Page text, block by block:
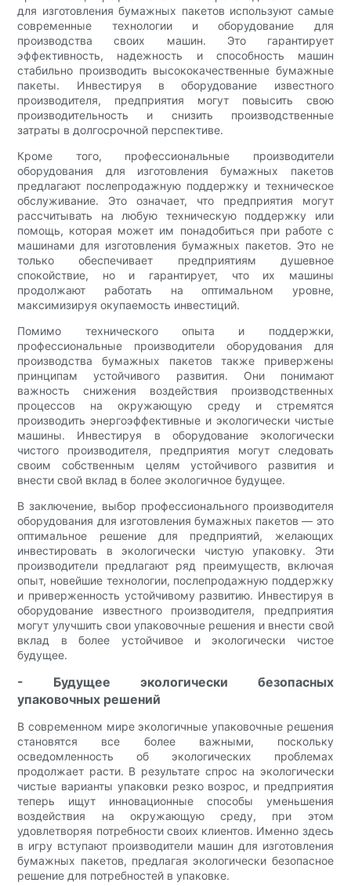
для изготовления бумажных пакетов используют самые
современные технологии и оборудование для
производства своих машин. Это гарантирует
эффективность, надежность и способность машин
стабильно производить высококачественные бумажные
пакеты. Инвестируя в оборудование известного
производителя, предприятия могут повысить свою
производительность и снизить производственные
затраты в долгосрочной перспективе.
Кроме того, профессиональные производители
оборудования для изготовления бумажных пакетов
предлагают послепродажную поддержку и техническое
обслуживание. Это означает, что предприятия могут
рассчитывать на любую техническую поддержку или
помощь, которая может им понадобиться при работе с
машинами для изготовления бумажных пакетов. Это не
только обеспечивает предприятиям душевное
спокойствие, но и гарантирует, что их машины
продолжают работать на оптимальном уровне,
максимизируя окупаемость инвестиций.
Помимо технического опыта и поддержки,
профессиональные производители оборудования для
производства бумажных пакетов также привержены
принципам устойчивого развития. Они понимают
важность снижения воздействия производственных
процессов на окружающую среду и стремятся
производить энергоэффективные и экологически чистые
машины. Инвестируя в оборудование экологически
чистого производителя, предприятия могут следовать
своим собственным целям устойчивого развития и
внести свой вклад в более экологичное будущее.
В заключение, выбор профессионального производителя
оборудования для изготовления бумажных пакетов — это
оптимальное решение для предприятий, желающих
инвестировать в экологически чистую упаковку. Эти
производители предлагают ряд преимуществ, включая
опыт, новейшие технологии, послепродажную поддержку
и приверженность устойчивому развитию. Инвестируя в
оборудование известного производителя, предприятия
могут улучшить свои упаковочные решения и внести свой
вклад в более устойчивое и экологически чистое
будущее.
- Будущее экологически безопасных
упаковочных решений
В современном мире экологичные упаковочные решения
становятся все более важными, поскольку
осведомленность об экологических проблемах
продолжает расти. В результате спрос на экологически
чистые варианты упаковки резко возрос, и предприятия
теперь ищут инновационные способы уменьшения
воздействия на окружающую среду, при этом
удовлетворяя потребности своих клиентов. Именно здесь
в игру вступают производители машин для изготовления
бумажных пакетов, предлагая экологически безопасное
решение для потребностей в упаковке.